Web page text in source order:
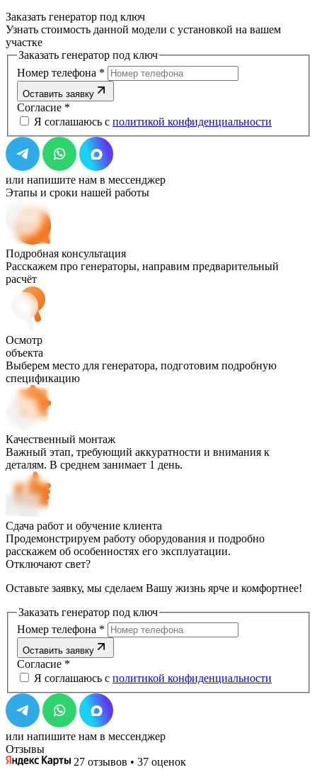
Заказать генератор под ключ
Узнать стоимость данной модели с установкой на вашем
участке
Заказать генератор под ключ
Номер телефона *
Оставить заявку
Согласие *
Я соглашаюсь с политикой конфиденциальности
или напишите нам в мессенджер
Этапы и сроки нашей работы
Подробная консультация
Расскажем про генераторы, направим предварительный
расчёт
Осмотр
объекта
Выберем место для генератора, подготовим подробную
спецификацию
Качественный монтаж
Важный этап, требующий аккуратности и внимания к
деталям. В среднем занимает 1 день.
Сдача работ и обучение клиента
Продемонстрируем работу оборудования и подробно
расскажем об особенностях его эксплуатации.
Отключают свет?
Оставьте заявку, мы сделаем Вашу жизнь ярче и комфортнее!
Заказать генератор под ключ
Номер телефона *
Оставить заявку
Согласие *
Я соглашаюсь с политикой конфиденциальности
или напишите нам в мессенджер
Отзывы
27 отзывов • 37 оценок